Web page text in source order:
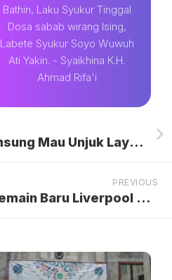
Bathin, Laku Syukur Tinggal
Dosa sabab wirang Ising,
Labete Syukur Soyo Wuwuh
Ati Yakin. - Syaikhina K.H.
Ahmad Rifa'i
Samsung Mau Unjuk Layar Portabel AI di Panggung CES 2026
PREVIOUS
Pemain Baru Liverpool Sejauh Ini: Bukan Berkah, tapi Masalah